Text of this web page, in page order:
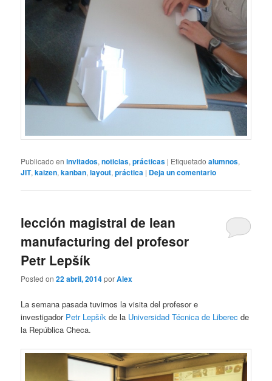
Publicado en invitados,noticias,prácticas | Etiquetado alumnos,
JIT,kaizen,kanban,layout,práctica | Deja un comentario
lección magistral de lean
manufacturing del profesor
Petr Lepšík
Posted on22 abril, 2014porAlex
La semana pasada tuvimos la visita del profesor e
investigador Petr Lepšík de la Universidad Técnica de Liberec de
la República Checa.